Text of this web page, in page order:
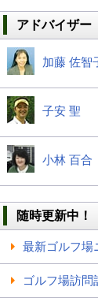
アドバイザー
加藤 佐智
子安 聖
小林 百合
随時更新中！
最新ゴルフ場
ゴルフ場訪問